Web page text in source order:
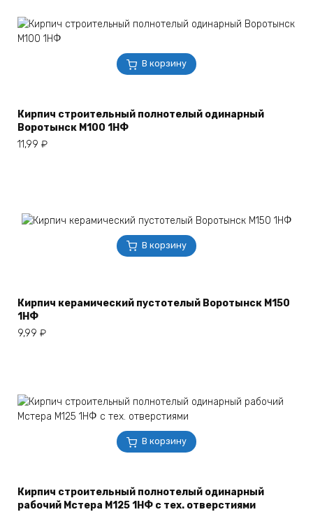
В корзину
Кирпич строительный полнотелый одинарный
Воротынск М100 1НФ
11,99 ₽
В корзину
Кирпич керамический пустотелый Воротынск М150
1НФ
9,99 ₽
В корзину
Кирпич строительный полнотелый одинарный
рабочий Мстера М125 1НФ с тех. отверстиями